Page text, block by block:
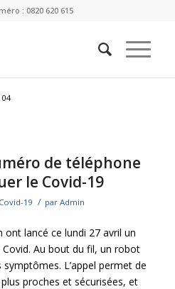
: 0820 620 615
04
de téléphone
le Covid-19
Covid-19 / par Admin
ont lancé ce lundi 27 avril un
Au bout du fil, un robot
L’appel permet de
proches et sécurisées, et